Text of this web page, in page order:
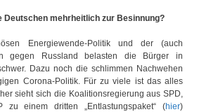
Deutschen mehrheitlich zur Besinnung?
Energiewende-Politik und der (auch
gegen Russland belasten die Bürger in
Dazu noch die schlimmen Nachwehen
Corona-Politik. Für zu viele ist das alles
sieht sich die Koalitionsregierung aus SPD,
zu einem dritten „Entlastungspaket“ (hier)